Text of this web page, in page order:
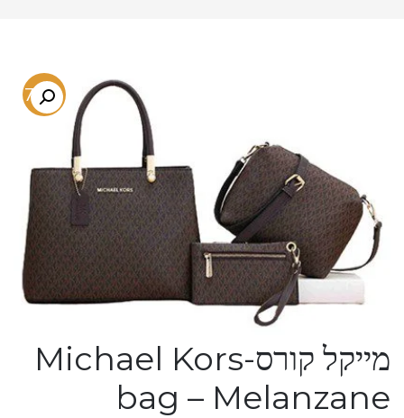
-77%
מייקל קורס-Michael Kors
bag – Melanzane